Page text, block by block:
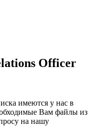
Officer
имеются у нас в
Вам файлы из
на нашу